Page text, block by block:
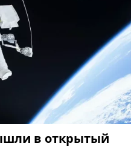
в открытый